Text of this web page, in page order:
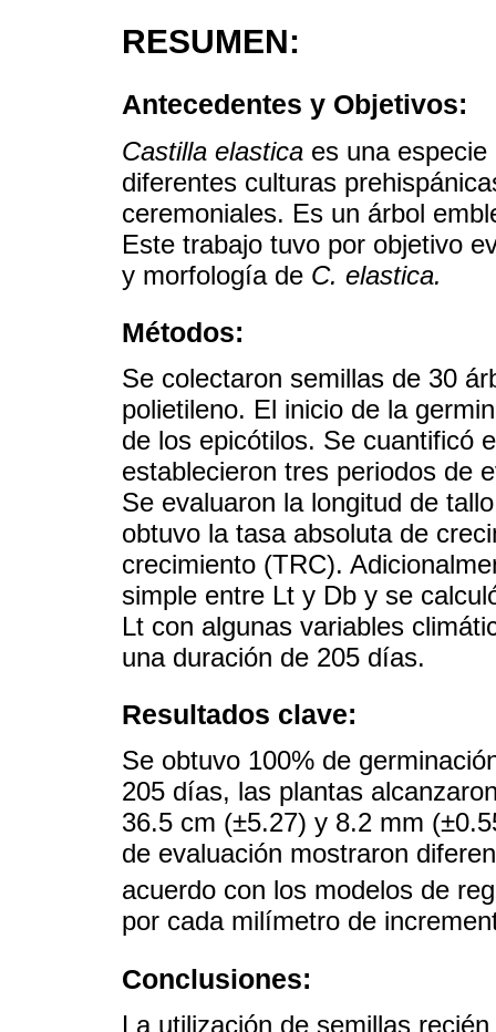
RESUMEN:
Antecedentes y Objetivos:
Castilla elastica es una
diferentes culturas
ceremoniales. Es un árbol
Este trabajo tuvo por objetivo
y morfología de C. elastica.
Métodos:
Se colectaron semillas de 30
polietileno. El inicio de la
de los epicótilos. Se cuantificó
establecieron tres periodos de
Se evaluaron la longitud de
obtuvo la tasa absoluta de
crecimiento (TRC).
simple entre Lt y Db y se
Lt con algunas variables
una duración de 205 días.
Resultados clave:
Se obtuvo 100% de
205 días, las plantas
36.5 cm (±5.27) y 8.2 mm
de evaluación mostraron
acuerdo con los modelos de
por cada milímetro de
Conclusiones:
La utilización de semillas